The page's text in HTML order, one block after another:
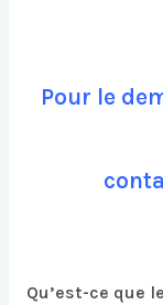
Pour le
Qu’est-ce que